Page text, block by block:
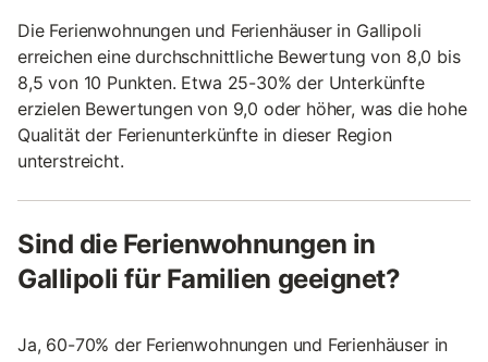
Die Ferienwohnungen und Ferienhäuser in Gallipoli
erreichen eine durchschnittliche Bewertung von 8,0 bis
8,5 von 10 Punkten. Etwa 25-30% der Unterkünfte
erzielen Bewertungen von 9,0 oder höher, was die hohe
Qualität der Ferienunterkünfte in dieser Region
unterstreicht.
Sind die Ferienwohnungen in
Gallipoli für Familien geeignet?
Ja, 60-70% der Ferienwohnungen und Ferienhäuser in